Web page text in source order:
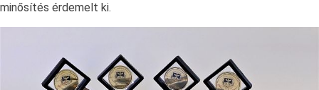
minősítés érdemelt ki.